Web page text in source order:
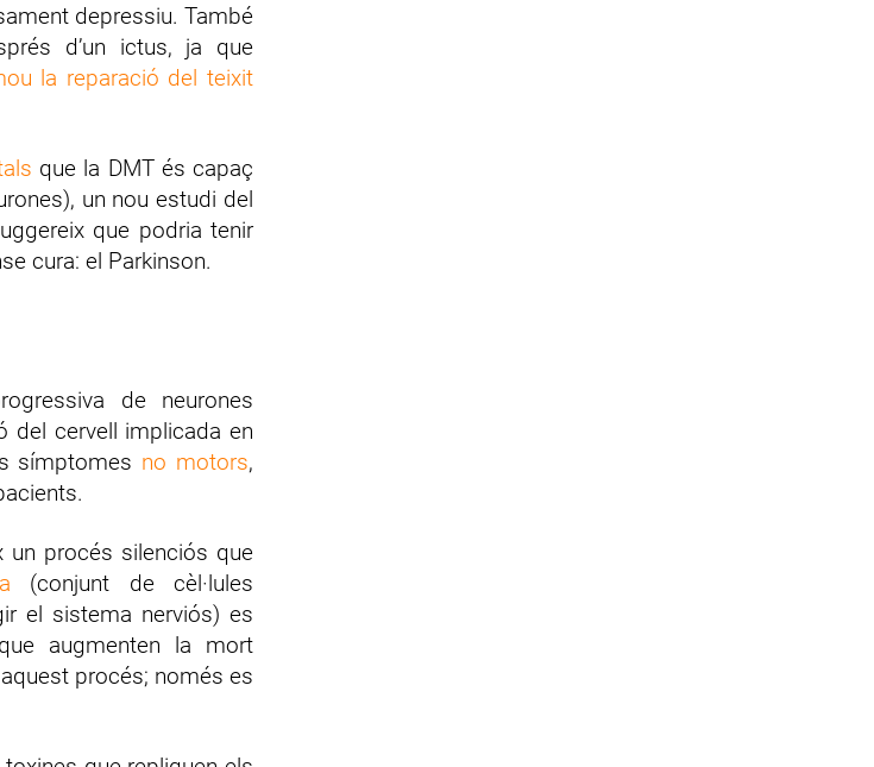
depressiu. També
d’un ictus, ja que
la reparació del teixit
que la DMT és capaç
un nou estudi del
que podria tenir
cura: el Parkinson.
de neurones
del cervell implicada en
símptomes no motors,
un procés silenciós que
(conjunt de cèl·lules
el sistema nerviós) es
augmenten la mort
procés; només es